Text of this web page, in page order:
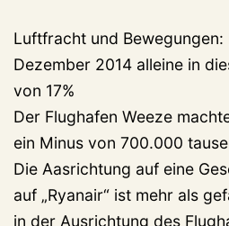
Luftfracht und
Dezember 2014 alleine in
von 17%
Der Flughafen Weeze
ein Minus von 700.000
Die Aasrichtung auf eine
auf „Ryanair“ ist mehr als
in der Ausrichtung des